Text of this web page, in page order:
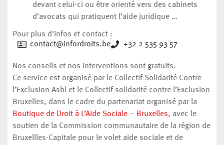
devant celui-ci ou être orienté vers des cabinets
d’avocats qui pratiquent l’aide juridique …
Pour plus d'infos et contact :
contact@infordroits.be
+32 2 535 93 57
Nos conseils et nos interventions sont gratuits.
Ce service est organisé par le Collectif Solidarité Contre
l’Exclusion Asbl et le Collectif solidarité contre l’Exclusion
Bruxelles, dans le cadre du partenariat organisé par la
Boutique de Droit à L’Aide Sociale – Bruxelles, avec le
soutien de la Commission communautaire de la région de
Bruxellles-Capitale pour le volet aide sociale et de